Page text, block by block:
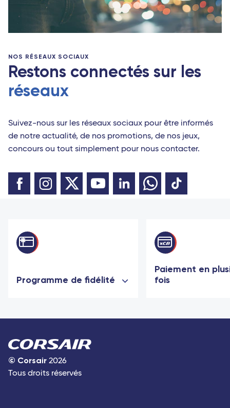
NOS RÉSEAUX SOCIAUX
Restons connectés sur les
réseaux
Suivez-nous sur les réseaux sociaux pour être informés
de notre actualité, de nos promotions, de nos jeux,
concours ou tout simplement pour nous contacter.
Programme de fidélité
Paiement en
fois
© Corsair 2026
Tous droits réservés